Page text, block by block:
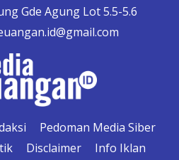
Gde Agung Lot 5.5-5.6
Pedoman Media Siber
Disclaimer Info Iklan